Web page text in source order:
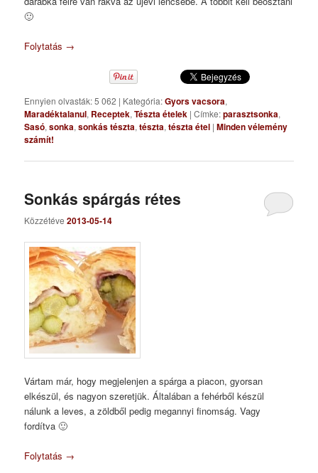
🙂
Folytatás →
Ennyien olvasták: 5 062 | Kategória:Gyors vacsora,
Maradéktalanul, Receptek,Tészta ételek |Címke:parasztsonka,
Sasó,sonka,sonkás tészta,tészta,tészta étel |Minden vélemény
számít!
Sonkás spárgás rétes
Közzétéve2013-05-14
Vártam már, hogy megjelenjen a spárga a piacon, gyorsan
elkészül, és nagyon szeretjük. Általában a fehérből készül
nálunk a leves, a zöldből pedig megannyi finomság. Vagy
fordítva 🙂
Folytatás →